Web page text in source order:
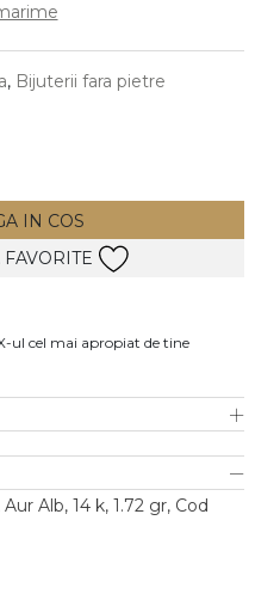
Vezi toate
, Bijuterii fara pietre
IN COS
ul cel mai apropiat de tine
Alb, 14 k, 1.72 gr, Cod